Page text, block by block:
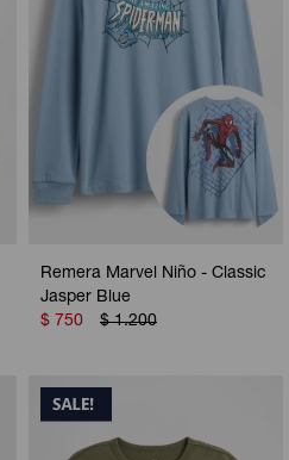
Remera Marvel Niño - Classic
Jasper Blue
$ 750 $ 1.200